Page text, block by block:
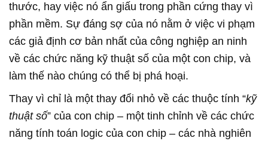
thước, hay việc nó ẩn giấu trong phần cứng thay vì
phần mềm. Sự đáng sợ của nó nằm ở việc vi phạm
các giả định cơ bản nhất của công nghiệp an ninh
về các chức năng kỹ thuật số của một con chip, và
làm thế nào chúng có thể bị phá hoại.
Thay vì chỉ là một thay đổi nhỏ về các thuộc tính “kỹ
thuật số” của con chip – một tinh chỉnh về các chức
năng tính toán logic của con chip – các nhà nghiên